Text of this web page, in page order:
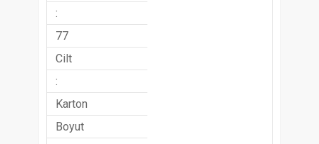
:
77
Cilt
:
Karton
Boyut